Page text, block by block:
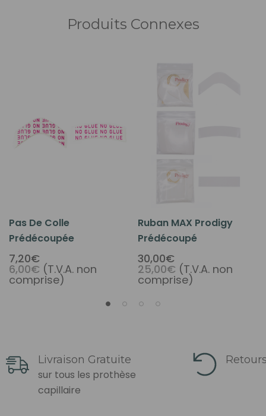
Produits Connexes
Pas De Colle
Prédécoupée
7,20€
6,00€ (T.V.A. non
comprise)
Ruban MAX Prodigy
Prédécoupé
30,00€
25,00€ (T.V.A. non
comprise)
Livraison Gratuite
sur tous les prothèse
capillaire